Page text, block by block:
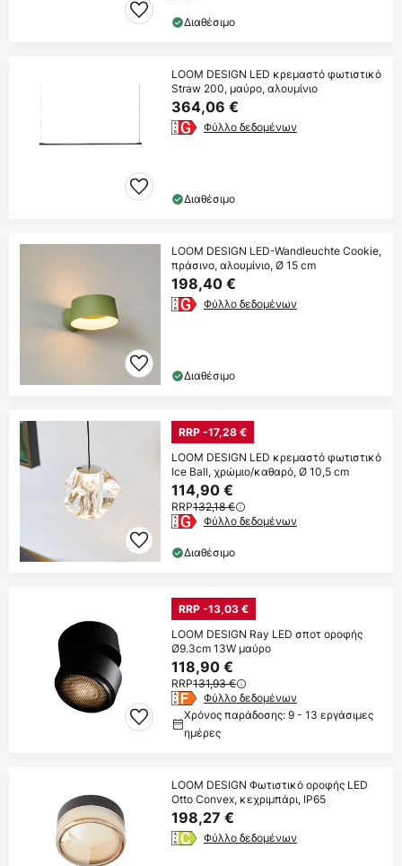
Διαθέσιμο
LOOM DESIGN LED κρεμαστό φωτιστικό
Straw 200, μαύρο, αλουμίνιο
364,06 €
Φύλλο δεδομένων
Διαθέσιμο
LOOM DESIGN LED-Wandleuchte Cookie,
πράσινο, αλουμίνιο, Ø 15 cm
198,40 €
Φύλλο δεδομένων
Διαθέσιμο
RRP -17,28 €
LOOM DESIGN LED κρεμαστό φωτιστικό
Ice Ball, χρώμιο/καθαρό, Ø 10,5 cm
114,90 €
RRP132,18 €
Φύλλο δεδομένων
Διαθέσιμο
RRP -13,03 €
LOOM DESIGN Ray LED σποτ οροφής
Ø9.3cm 13W μαύρο
118,90 €
RRP131,93 €
Φύλλο δεδομένων
Χρόνος παράδοσης: 9 - 13 εργάσιμες
ημέρες
LOOM DESIGN Φωτιστικό οροφής LED
Otto Convex, κεχριμπάρι, IP65
198,27 €
Φύλλο δεδομένων